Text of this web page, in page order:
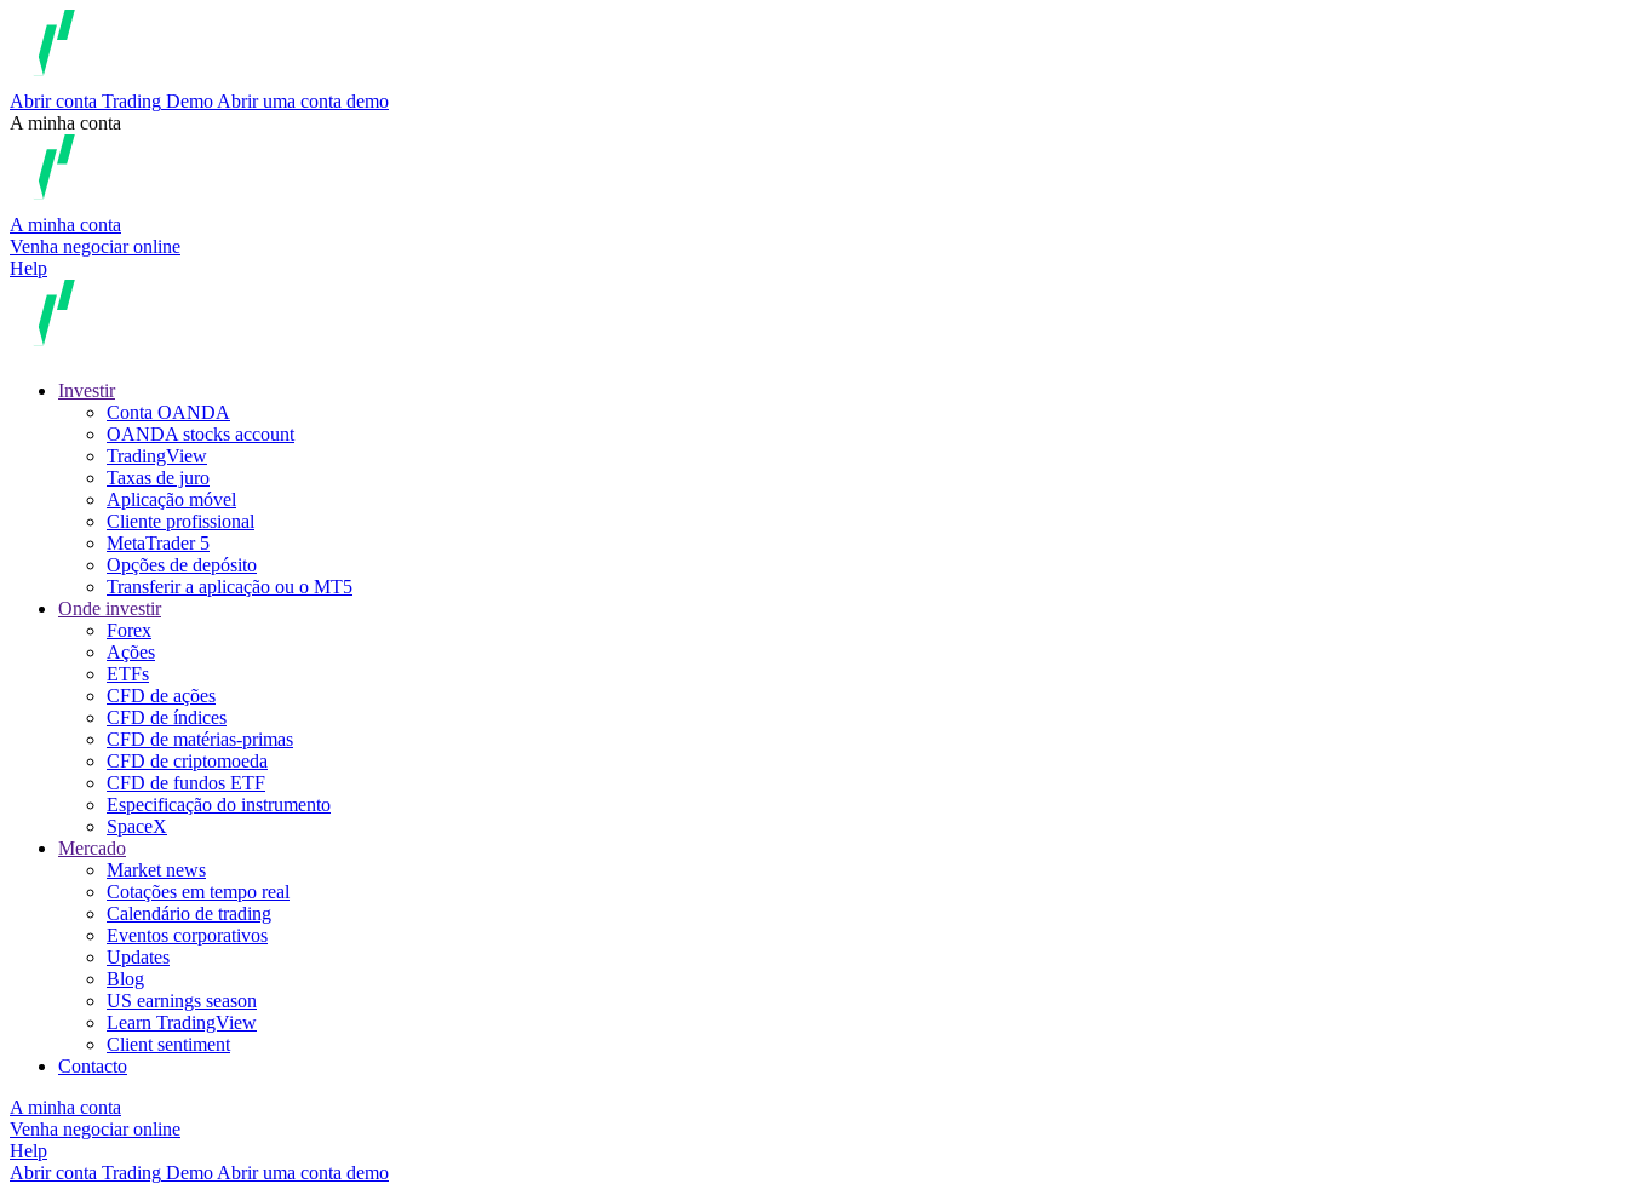
Abrir conta Trading Demo Abrir uma conta demo
A minha conta
A minha conta
Venha negociar online
Help
Investir
Conta OANDA
OANDA stocks account
TradingView
Taxas de juro
Aplicação móvel
Cliente profissional
MetaTrader 5
Opções de depósito
Transferir a aplicação ou o MT5
Onde investir
Forex
Ações
ETFs
CFD de ações
CFD de índices
CFD de matérias-primas
CFD de criptomoeda
CFD de fundos ETF
Especificação do instrumento
SpaceX
Mercado
Market news
Cotações em tempo real
Calendário de trading
Eventos corporativos
Updates
Blog
US earnings season
Learn TradingView
Client sentiment
Contacto
A minha conta
Venha negociar online
Help
Abrir conta Trading Demo Abrir uma conta demo